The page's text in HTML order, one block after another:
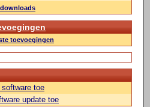
toevoegingen
software toe
update toe